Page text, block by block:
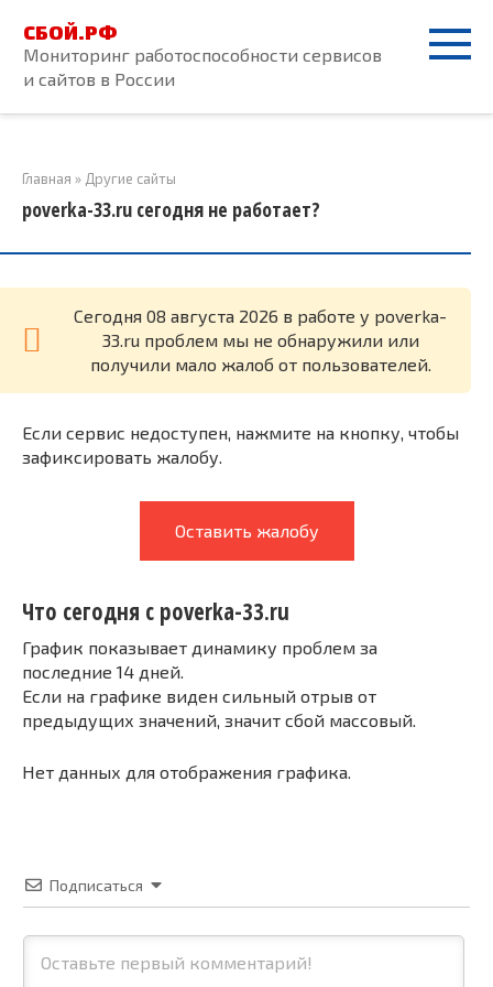
контенту
СБОЙ.РФ
Мониторинг работоспособности сервисов
и сайтов в России
Главная » Другие сайты
poverka-33.ru сегодня не работает?
Cегодня 08 августа 2026 в работе у poverka-
33.ru проблем мы не обнаружили или
получили мало жалоб от пользователей.
Если сервис недоступен, нажмите на кнопку, чтобы
зафиксировать жалобу.
Оставить жалобу
Что сегодня с poverka-33.ru
График показывает динамику проблем за
последние 14 дней.
Если на графике виден сильный отрыв от
предыдущих значений, значит сбой массовый.
Нет данных для отображения графика.
Подписаться